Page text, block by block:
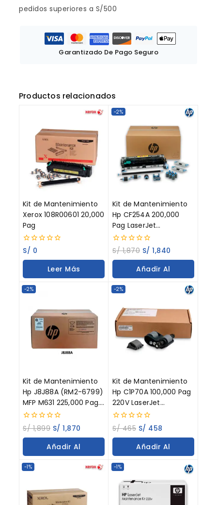
pedidos superiores a S/500
Garantizado De Pago Seguro
Productos relacionados
Kit de Mantenimiento
Xerox 108R00601 20,000
Pag
0
out
of
S/ 0
Leer Más
-2%
Kit de Mantenimiento
Hp CF254A 200,000
Pag LaserJet
Enterprise M712DN
0
out
of
S/1,870 S/ 1,840
Añadir Al
-2%
Kit de Mantenimiento
Hp J8J88A (RM2-6799)
MFP M631 225,000 Pag.
220V
0
out
of
S/1,899 S/ 1,870
Añadir Al
-2%
Kit de Mantenimiento
Hp C1P70A 100,000 Pag
220V LaserJet
Enterprise Flow M880Z
0
out
of
S/465 S/ 458
Añadir Al
-1% -1%